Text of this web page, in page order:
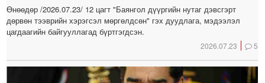
Өнөөдөр /2026.07.23/ 12 цагт "Баянгол дүүргийн нутаг дэвсгэрт
дөрвөн тээврийн хэрэгсэл мөргөлдсөн" гэх дуудлага, мэдээлэл
цагдаагийн байгууллагад бүртгэгдсэн.
2026.07.23 5